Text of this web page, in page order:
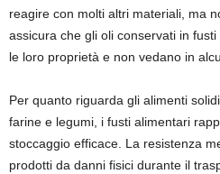
reagire con molti altri materiali, ma
assicura che gli oli conservati in
le loro proprietà e non vedano in
Per quanto riguarda gli alimenti
farine e legumi, i fusti alimentari
stoccaggio efficace. La resistenza
prodotti da danni fisici durante il